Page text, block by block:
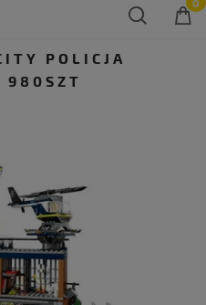
POLICJA
980SZT